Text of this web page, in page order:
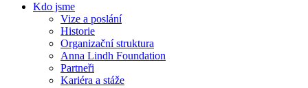
Kdo jsme
Vize a poslání
Historie
Organizační struktura
Anna Lindh Foundation
Partneři
Kariéra a stáže